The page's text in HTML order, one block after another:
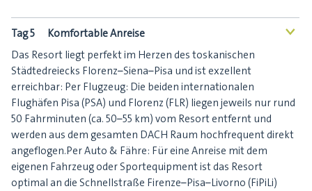
Tag 5 Komfortable Anreise <
Das Resort liegt perfekt im Herzen des toskanischen
Städtedreiecks Florenz–Siena–Pisa und ist exzellent
erreichbar: Per Flugzeug: Die beiden internationalen
Flughäfen Pisa (PSA) und Florenz (FLR) liegen jeweils nur rund
50 Fahrminuten (ca. 50–55 km) vom Resort entfernt und
werden aus dem gesamten DACH Raum hochfrequent direkt
angeflogen.Per Auto & Fähre: Für eine Anreise mit dem
eigenen Fahrzeug oder Sportequipment ist das Resort
optimal an die Schnellstraße Firenze–Pisa–Livorno (FiPiLi)